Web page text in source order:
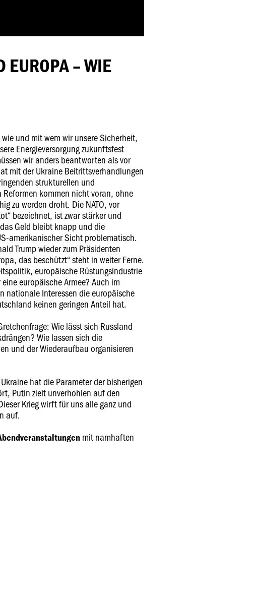
EUROPA – WIE
und mit wem wir unsere Sicherheit,
Energieversorgung zukunftsfest
wir anders beantworten als vor
mit der Ukraine Beitrittsverhandlungen
strukturellen und
kommen nicht voran, ohne
zu werden droht. Die NATO, vor
bezeichnet, ist zwar stärker und
Geld bleibt knapp und die
amerikanischer Sicht problematisch.
Trump wieder zum Präsidenten
das beschützt“ steht in weiter Ferne.
europäische Rüstungsindustrie
europäische Armee? Auch im
nationale Interessen die europäische
keinen geringen Anteil hat.
Wie lässt sich Russland
Wie lassen sich die
und der Wiederaufbau organisieren
hat die Parameter der bisherigen
Putin zielt unverhohlen auf den
Krieg wirft für uns alle ganz und
auf.
mit namhaften